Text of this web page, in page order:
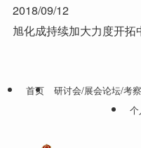
2018/09/12
旭化成持续加大力度开拓
首页 研讨会/展会论坛/考
个